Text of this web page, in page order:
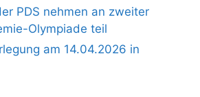
PDS nehmen an zweiter
Olympiade teil
am 14.04.2026 in